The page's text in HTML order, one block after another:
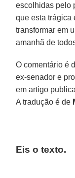
escolhidas pelo
que esta trágica
transformar em
amanhã de
O comentário é
ex-senador e
em artigo
A tradução é de
Eis o texto.